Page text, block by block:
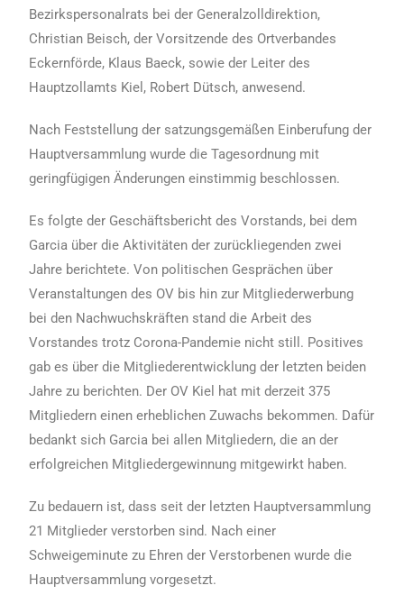
Bezirkspersonalrats bei der Generalzolldirektion,
Christian Beisch, der Vorsitzende des Ortverbandes
Eckernförde, Klaus Baeck, sowie der Leiter des
Hauptzollamts Kiel, Robert Dütsch, anwesend.
Nach Feststellung der satzungsgemäßen Einberufung der
Hauptversammlung wurde die Tagesordnung mit
geringfügigen Änderungen einstimmig beschlossen.
Es folgte der Geschäftsbericht des Vorstands, bei dem
Garcia über die Aktivitäten der zurückliegenden zwei
Jahre berichtete. Von politischen Gesprächen über
Veranstaltungen des OV bis hin zur Mitgliederwerbung
bei den Nachwuchskräften stand die Arbeit des
Vorstandes trotz Corona-Pandemie nicht still. Positives
gab es über die Mitgliederentwicklung der letzten beiden
Jahre zu berichten. Der OV Kiel hat mit derzeit 375
Mitgliedern einen erheblichen Zuwachs bekommen. Dafür
bedankt sich Garcia bei allen Mitgliedern, die an der
erfolgreichen Mitgliedergewinnung mitgewirkt haben.
Zu bedauern ist, dass seit der letzten Hauptversammlung
21 Mitglieder verstorben sind. Nach einer
Schweigeminute zu Ehren der Verstorbenen wurde die
Hauptversammlung vorgesetzt.